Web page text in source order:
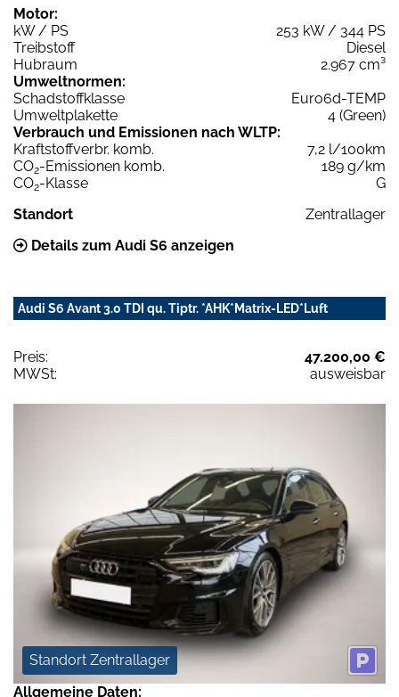
Motor:
kW / PS
253 kW / 344 PS
Treibstoff
Diesel
Hubraum
2.967 cm³
Umweltnormen:
Schadstoffklasse
Euro6d-TEMP
Umweltplakette
4 (Green)
Verbrauch und Emissionen nach WLTP:
Kraftstoffverbr. komb.
7,2 l/100km
CO2-Emissionen komb.
189 g/km
CO2-Klasse
G
Standort
Zentrallager
Details zum Audi S6 anzeigen
Audi S6 Avant 3.0 TDI qu. Tiptr. *AHK*Matrix-LED*Luft
Preis:
47.200,00 €
MWSt:
ausweisbar
Standort Zentrallager
Allgemeine Daten: